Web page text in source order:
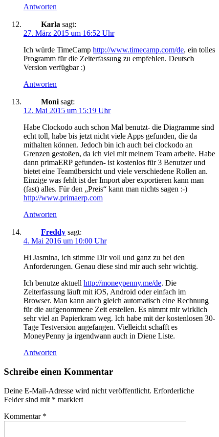
Antworten
Karla sagt:
27. März 2015 um 16:52 Uhr
Ich würde TimeCamp http://www.timecamp.com/de, ein tolles
Programm für die Zeiterfassung zu empfehlen. Deutsch
Version verfügbar :)
Antworten
Moni sagt:
12. Mai 2015 um 15:19 Uhr
Habe Clockodo auch schon Mal benutzt- die Diagramme sind
echt toll, habe bis jetzt nicht viele Apps gefunden, die da
mithalten können. Jedoch bin ich auch bei clockodo an
Grenzen gestoßen, da ich viel mit meinem Team arbeite. Habe
dann primaERP gefunden- ist kostenlos für 3 Benutzer und
bietet eine Teamübersicht und viele verschiedene Rollen an.
Einzige was fehlt ist der Import aber exportieren kann man
(fast) alles. Für den „Preis“ kann man nichts sagen :-)
http://www.primaerp.com
Antworten
Freddy sagt:
4. Mai 2016 um 10:00 Uhr
Hi Jasmina, ich stimme Dir voll und ganz zu bei den
Anforderungen. Genau diese sind mir auch sehr wichtig.
Ich benutze aktuell http://moneypenny.me/de. Die
Zeiterfassung läuft mit iOS, Android oder einfach im
Browser. Man kann auch gleich automatisch eine Rechnung
für die aufgenommene Zeit erstellen. Es nimmt mir wirklich
sehr viel an Papierkram weg. Ich habe mit der kostenlosen 30-
Tage Testversion angefangen. Vielleicht schafft es
MoneyPenny ja irgendwann auch in Diene Liste.
Antworten
Schreibe einen Kommentar
Deine E-Mail-Adresse wird nicht veröffentlicht. Erforderliche
Felder sind mit * markiert
Kommentar *